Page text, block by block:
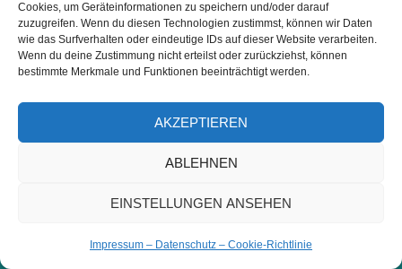
Cookies, um Geräteinformationen zu speichern und/oder darauf
zuzugreifen. Wenn du diesen Technologien zustimmst, können wir Daten
wie das Surfverhalten oder eindeutige IDs auf dieser Website verarbeiten.
Wenn du deine Zustimmung nicht erteilst oder zurückziehst, können
bestimmte Merkmale und Funktionen beeinträchtigt werden.
AKZEPTIEREN
ABLEHNEN
EINSTELLUNGEN ANSEHEN
Impressum – Datenschutz – Cookie-Richtlinie
Mehr über Entrepreneurship
Berufsbegleitender Master BWL
Fernstudium Master BWL